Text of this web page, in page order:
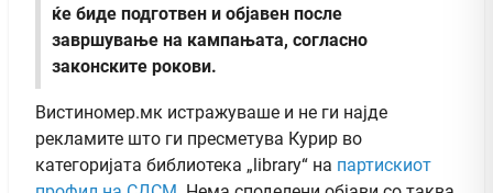
ќе биде подготвен и објавен после
завршување на кампањата, согласно
законските рокови.
Вистиномер.мк истражуваше и не ги најде
рекламите што ги пресметува Курир во
категоријата библиотека „library“ на партискиот